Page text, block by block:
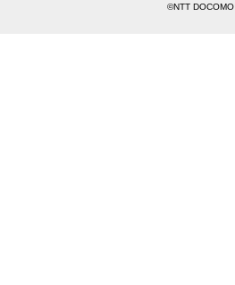
©NTT DOCOMO